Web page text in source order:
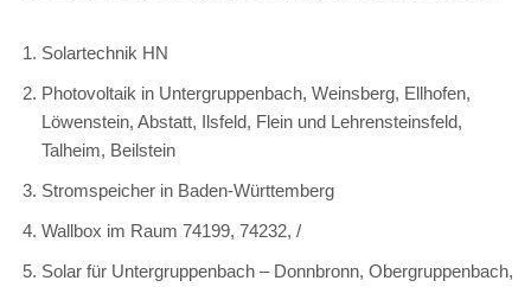
Solartechnik HN
Photovoltaik in Untergruppenbach, Weinsberg, Ellhofen,
Löwenstein, Abstatt, Ilsfeld, Flein und Lehrensteinsfeld,
Talheim, Beilstein
Stromspeicher in Baden-Württemberg
Wallbox im Raum 74199, 74232, /
Solar für Untergruppenbach – Donnbronn, Obergruppenbach,